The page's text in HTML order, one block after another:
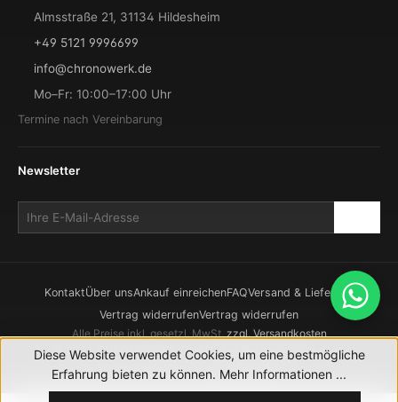
Almsstraße 21, 31134 Hildesheim
+49 5121 9996699
info@chronowerk.de
Mo–Fr: 10:00–17:00 Uhr
Termine nach Vereinbarung
Newsletter
KontaktÜber unsAnkauf einreichenFAQVersand & Lieferung
Vertrag widerrufenVertrag widerrufen
Alle Preise inkl. gesetzl. MwSt.zzgl. Versandkosten
© 2026 CHRONOWERK GmbH. Alle Rechte vorbehalten.
Realisierung durch XICTRON
Diese Website verwendet Cookies, um eine bestmögliche
Erfahrung bieten zu können. Mehr Informationen ...